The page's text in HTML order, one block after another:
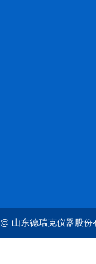
@ 山东德瑞克仪器股